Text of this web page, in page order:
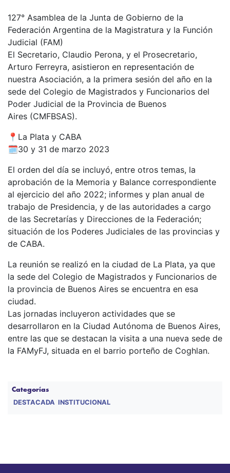
127° Asamblea de la Junta de Gobierno de la
Federación Argentina de la Magistratura y la Función
Judicial (FAM)
El Secretario, Claudio Perona, y el Prosecretario,
Arturo Ferreyra, asistieron en representación de
nuestra Asociación, a la primera sesión del año en la
sede del Colegio de Magistrados y Funcionarios del
Poder Judicial de la Provincia de Buenos
Aires (CMFBSAS).
📍La Plata y CABA
🗓30 y 31 de marzo 2023
El orden del día se incluyó, entre otros temas, la
aprobación de la Memoria y Balance correspondiente
al ejercicio del año 2022; informes y plan anual de
trabajo de Presidencia, y de las autoridades a cargo
de las Secretarías y Direcciones de la Federación;
situación de los Poderes Judiciales de las provincias y
de CABA.
La reunión se realizó en la ciudad de La Plata, ya que
la sede del Colegio de Magistrados y Funcionarios de
la provincia de Buenos Aires se encuentra en esa
ciudad.
Las jornadas incluyeron actividades que se
desarrollaron en la Ciudad Autónoma de Buenos Aires,
entre las que se destacan la visita a una nueva sede de
la FAMyFJ, situada en el barrio porteño de Coghlan.
Categorías
DESTACADA INSTITUCIONAL